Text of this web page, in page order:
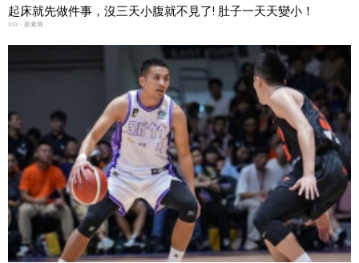
起床就先做件事，沒三天小腹就不見了! 肚子一天天變小！
PR・新素簡